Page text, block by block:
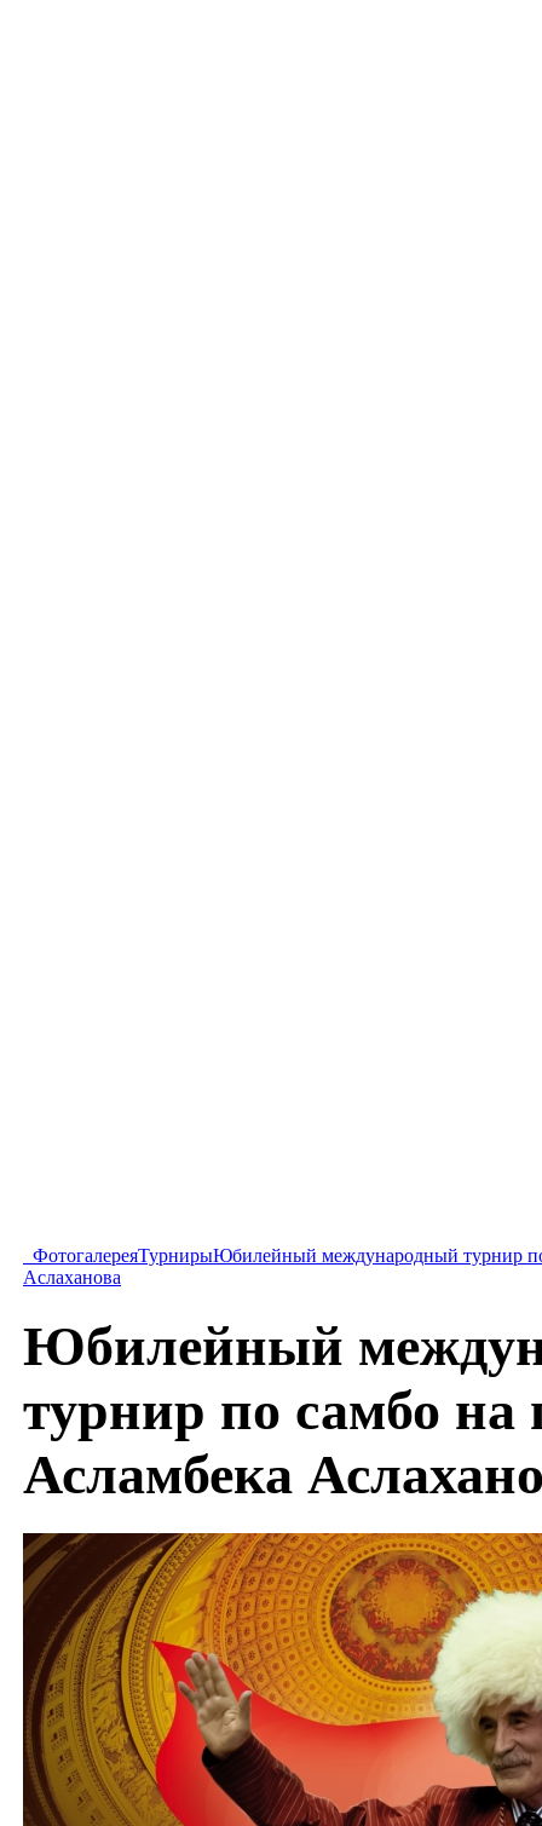
ФотогалереяТурнирыЮбилейный международный турнир
Аслаханова
Юбилейный
турнир по самбо на
Асламбека